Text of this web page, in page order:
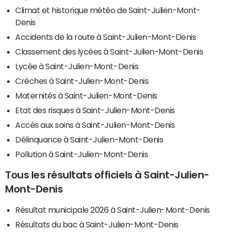
Climat et historique météo de Saint-Julien-Mont-
Denis
Accidents de la route à Saint-Julien-Mont-Denis
Classement des lycées à Saint-Julien-Mont-Denis
Lycée à Saint-Julien-Mont-Denis
Crèches à Saint-Julien-Mont-Denis
Maternités à Saint-Julien-Mont-Denis
Etat des risques à Saint-Julien-Mont-Denis
Accès aux soins à Saint-Julien-Mont-Denis
Délinquance à Saint-Julien-Mont-Denis
Pollution à Saint-Julien-Mont-Denis
Tous les résultats officiels à Saint-Julien-
Mont-Denis
Résultat municipale 2026 à Saint-Julien-Mont-Denis
Résultats du bac à Saint-Julien-Mont-Denis